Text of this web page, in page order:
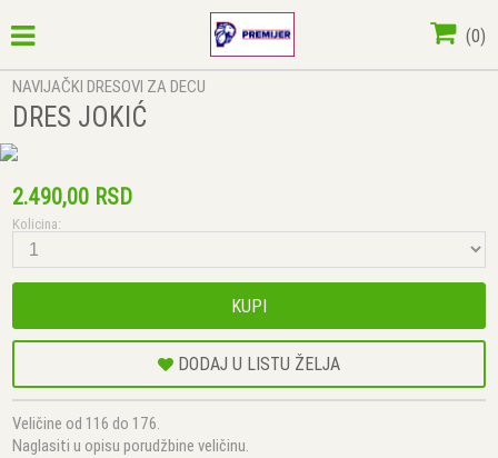
(0)
NAVIJAČKI DRESOVI ZA DECU
DRES JOKIĆ
2.490,00 RSD
Kolicina:
KUPI
DODAJ U LISTU ŽELJA
Veličine od 116 do 176.
Naglasiti u opisu porudžbine veličinu.